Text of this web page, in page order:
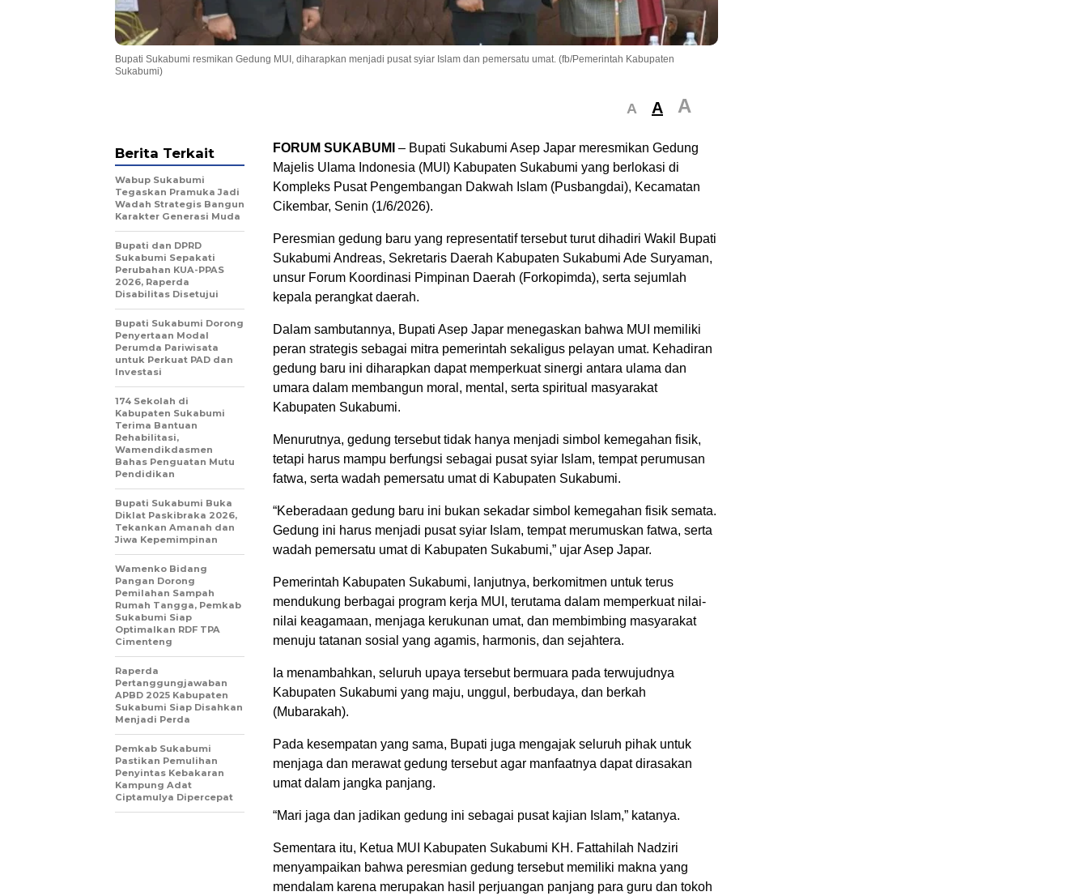
Bupati Sukabumi resmikan Gedung MUI, diharapkan menjadi pusat syiar Islam dan pemersatu umat. (fb/Pemerintah Kabupaten
Sukabumi)
A A A
FORUM SUKABUMI – Bupati Sukabumi Asep Japar meresmikan Gedung
Majelis Ulama Indonesia (MUI) Kabupaten Sukabumi yang berlokasi di
Kompleks Pusat Pengembangan Dakwah Islam (Pusbangdai), Kecamatan
Cikembar, Senin (1/6/2026).
Peresmian gedung baru yang representatif tersebut turut dihadiri Wakil Bupati
Sukabumi Andreas, Sekretaris Daerah Kabupaten Sukabumi Ade Suryaman,
unsur Forum Koordinasi Pimpinan Daerah (Forkopimda), serta sejumlah
kepala perangkat daerah.
Dalam sambutannya, Bupati Asep Japar menegaskan bahwa MUI memiliki
peran strategis sebagai mitra pemerintah sekaligus pelayan umat. Kehadiran
gedung baru ini diharapkan dapat memperkuat sinergi antara ulama dan
umara dalam membangun moral, mental, serta spiritual masyarakat
Kabupaten Sukabumi.
Menurutnya, gedung tersebut tidak hanya menjadi simbol kemegahan fisik,
tetapi harus mampu berfungsi sebagai pusat syiar Islam, tempat perumusan
fatwa, serta wadah pemersatu umat di Kabupaten Sukabumi.
“Keberadaan gedung baru ini bukan sekadar simbol kemegahan fisik semata.
Gedung ini harus menjadi pusat syiar Islam, tempat merumuskan fatwa, serta
wadah pemersatu umat di Kabupaten Sukabumi,” ujar Asep Japar.
Pemerintah Kabupaten Sukabumi, lanjutnya, berkomitmen untuk terus
mendukung berbagai program kerja MUI, terutama dalam memperkuat nilai-
nilai keagamaan, menjaga kerukunan umat, dan membimbing masyarakat
menuju tatanan sosial yang agamis, harmonis, dan sejahtera.
Ia menambahkan, seluruh upaya tersebut bermuara pada terwujudnya
Kabupaten Sukabumi yang maju, unggul, berbudaya, dan berkah
(Mubarakah).
Pada kesempatan yang sama, Bupati juga mengajak seluruh pihak untuk
menjaga dan merawat gedung tersebut agar manfaatnya dapat dirasakan
umat dalam jangka panjang.
“Mari jaga dan jadikan gedung ini sebagai pusat kajian Islam,” katanya.
Sementara itu, Ketua MUI Kabupaten Sukabumi KH. Fattahilah Nadziri
menyampaikan bahwa peresmian gedung tersebut memiliki makna yang
mendalam karena merupakan hasil perjuangan panjang para guru dan tokoh
Berita Terkait
Wabup Sukabumi
Tegaskan Pramuka Jadi
Wadah Strategis Bangun
Karakter Generasi Muda
Bupati dan DPRD
Sukabumi Sepakati
Perubahan KUA-PPAS
2026, Raperda
Disabilitas Disetujui
Bupati Sukabumi Dorong
Penyertaan Modal
Perumda Pariwisata
untuk Perkuat PAD dan
Investasi
174 Sekolah di
Kabupaten Sukabumi
Terima Bantuan
Rehabilitasi,
Wamendikdasmen
Bahas Penguatan Mutu
Pendidikan
Bupati Sukabumi Buka
Diklat Paskibraka 2026,
Tekankan Amanah dan
Jiwa Kepemimpinan
Wamenko Bidang
Pangan Dorong
Pemilahan Sampah
Rumah Tangga, Pemkab
Sukabumi Siap
Optimalkan RDF TPA
Cimenteng
Raperda
Pertanggungjawaban
APBD 2025 Kabupaten
Sukabumi Siap Disahkan
Menjadi Perda
Pemkab Sukabumi
Pastikan Pemulihan
Penyintas Kebakaran
Kampung Adat
Ciptamulya Dipercepat